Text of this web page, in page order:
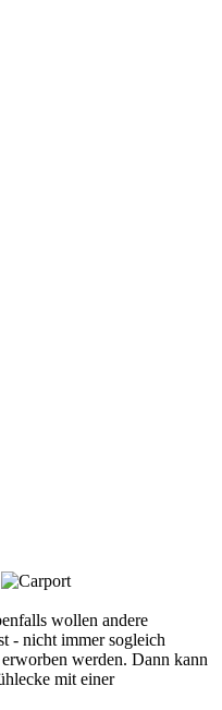
wollen andere
- nicht immer sogleich
werden. Dann kann
mit einer